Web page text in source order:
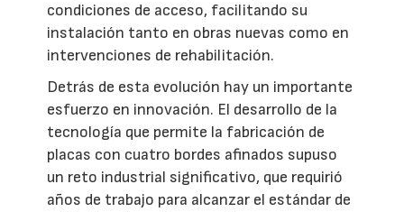
condiciones de acceso, facilitando su
instalación tanto en obras nuevas como en
intervenciones de rehabilitación.
Detrás de esta evolución hay un importante
esfuerzo en innovación. El desarrollo de la
tecnología que permite la fabricación de
placas con cuatro bordes afinados supuso
un reto industrial significativo, que requirió
años de trabajo para alcanzar el estándar de